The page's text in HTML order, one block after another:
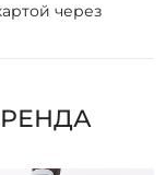
через